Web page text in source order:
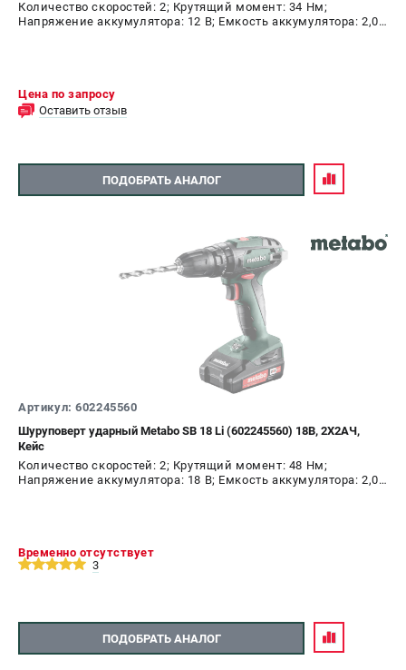
Количество скоростей: 2; Крутящий момент: 34 Нм;
Напряжение аккумулятора: 12 В; Емкость аккумулятора: 2,0
Цена по запросу
Оставить отзыв
ПОДОБРАТЬ АНАЛОГ
Артикул: 602245560
Шуруповерт ударный Metabo SB 18 Li (602245560) 18В, 2X2АЧ,
Кейс
Количество скоростей: 2; Крутящий момент: 48 Нм;
Напряжение аккумулятора: 18 В; Емкость аккумулятора: 2,0
Временно отсутствует
3
ПОДОБРАТЬ АНАЛОГ